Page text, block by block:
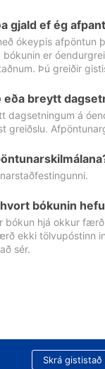
gjald ef ég
ókeypis afpöntun
bókunin er
Þú greiðir
eða breytt
dagsetningum á
greiðslu.
bókunin
bókun hjá okkur
ekki tölvupóstinn
sér.
Skrá gististað